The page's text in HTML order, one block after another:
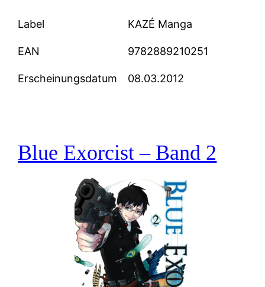
Label KAZÉ Manga
EAN 9782889210251
Erscheinungsdatum 08.03.2012
Blue Exorcist – Band 2